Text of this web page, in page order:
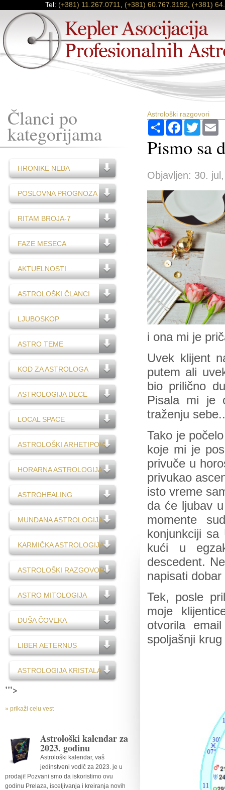
Tel: (+381) 11.267.0711 (+381) 60.767.3192 (+381)
Članci po
kategorijama
HRONIKE NEBA
POSLOVNA PROGNOZA
RITAM BROJA-7
FAZE MESECA
AKTUELNOSTI
ASTROLOŠKI ČLANCI
LJUBOSKOP
ASTRO TEME
KOD ZA ASTROLOGA
ASTROLOGIJA DECE
LOCAL SPACE
ASTROLOŠKI ARHETIPOVI
HORARNA ASTROLOGIJA
ASTROHEALING
MUNDANA ASTROLOGIJA
KARMIČKA ASTROLOGIJA
ASTROLOŠKI RAZGOVORI
ASTRO MITOLOGIJA
DUŠA ČOVEKA
LIBER AETERNUS
ASTROLOGIJA KRISTALA
'">
» prikaži celu vest
Astrološki kalendar za
2023. godinu
Astrološki kalendar, vaš
jedinstveni vodič za 2023. je u
prodaji! Pozvani smo da iskoristimo ovu
godinu Prelaza, isceljivanja i kreiranja novih
Astrološki razgovori
PodijeliFacebook
Twitter
Pismo sa
Objavljen: 30.
i ona mi je
Uvek klijent
putem ali
bio prilično
Pisala mi je
traženju
Tako je
koje mi je
privuče u
privukao
isto vreme
da će ljubav
momente
konjunkciji
kući u
descedent.
napisati
Tek, posle
moje
otvorila
spoljašnji